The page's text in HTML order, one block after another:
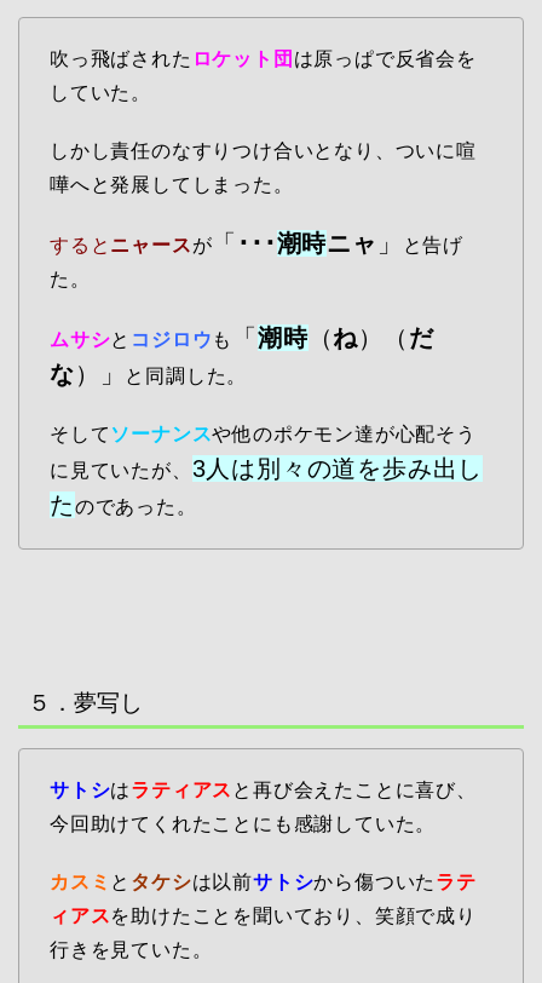
吹っ飛ばされた ロケット団 は原っぱで反省会を
していた。
しかし責任のなすりつけ合いとなり、ついに喧
嘩へと発展してしまった。
すると ニャースが 「 ･･･潮時ニャ 」
と告げ
た。
ムサシと コジロウ も 「潮時（ね）（ だ
な）」 と同調した。
そして ソーナンスや他のポケモン達が心配そう
に見ていたが、 3人は別々の道を歩み出し
たのであった。
５．夢写し
サトシはラティアス と再び会えたことに喜び、
今回助けてくれたことにも感謝していた。
カスミ と タケシは以前サトシから傷ついた ラテ
ィアスを助けたことを聞いており、笑顔で成り
行きを見ていた。